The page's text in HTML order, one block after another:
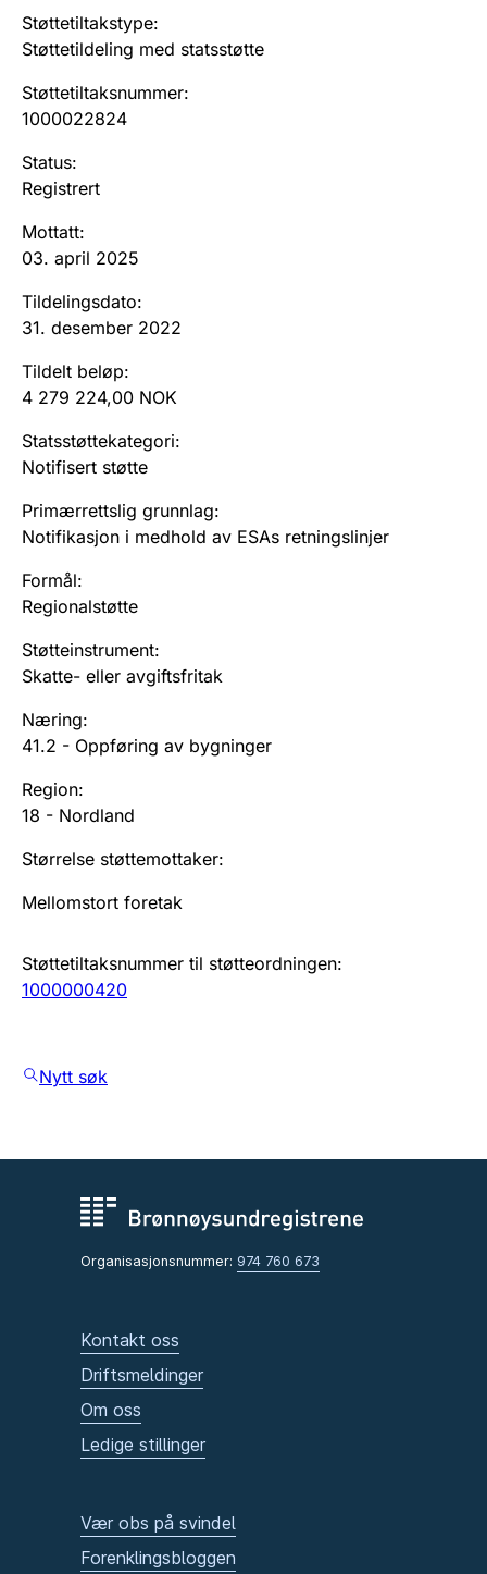
Offentlig sektor
Andre tema
Støttetiltakstype:
Støttetildeling med statsstøtte
Støttetiltaksnummer:
1000022824
Status:
Registrert
Mottatt:
03. april 2025
Tildelingsdato:
31. desember 2022
Tildelt beløp:
4 279 224,00 NOK
Statsstøttekategori:
Notifisert støtte
Primærrettslig grunnlag:
Notifikasjon i medhold av ESAs retningslinjer
Formål:
Regionalstøtte
Støtteinstrument:
Skatte- eller avgiftsfritak
Næring:
41.2 - Oppføring av bygninger
Region:
18 - Nordland
Størrelse støttemottaker:
Mellomstort foretak
Støttetiltaksnummer til støtteordningen:
1000000420
Nytt søk
Organisasjonsnummer: 974 760 673
Kontakt oss
Driftsmeldinger
Om oss
Ledige stillinger
Vær obs på svindel
Forenklingsbloggen